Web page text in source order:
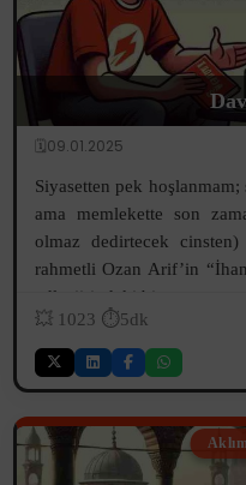
🗓️09.01.2025
Siyasetten pek
ama memlekette son
olmaz dedirtecek
rahmetli Ozan Arif’in
adlı şiirindeki bir...
💥 1023 ⏱️5dk